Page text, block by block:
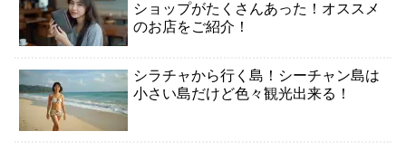
ショップがたくさんあった！オススメ
のお店をご紹介！
シラチャから行く島！シーチャン島は
小さい島だけど色々観光出来る！